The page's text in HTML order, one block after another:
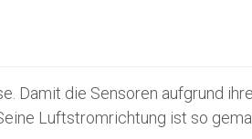
Damit die Sensoren aufgrund
Luftstromrichtung ist so